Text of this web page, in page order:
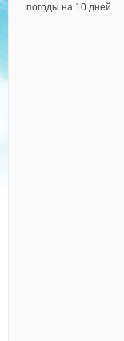
погоды на 10 дней